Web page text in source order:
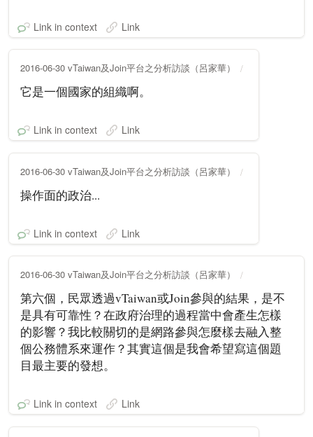
Link in context Link
2016-06-30 vTaiwan及Join平台之分析訪談（呂家華）
它是一個國家的組織啊。
Link in context Link
2016-06-30 vTaiwan及Join平台之分析訪談（呂家華）
操作面的政治...
Link in context Link
2016-06-30 vTaiwan及Join平台之分析訪談（呂家華）
第六個，民眾透過vTaiwan或Join參與的結果，是不
是具有可靠性？在政府治理的過程當中會產生怎樣
的影響？我比較關切的是網路參與怎麼樣去融入整
個公務體系來運作？其實這個是我會希望寫這個題
目最主要的發想。
Link in context Link